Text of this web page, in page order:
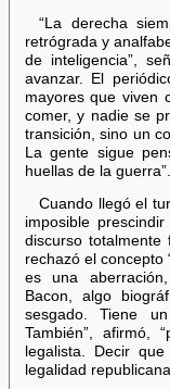
“La derecha
retrógrada y
de inteligencia”,
avanzar. El
mayores que viven
comer, y nadie se
transición, sino un
La gente sigue
huellas de la guerra”.
Cuando llegó el
imposible
discurso totalmente
rechazó el concepto
es una
Bacon, algo
sesgado. Tiene
También”, afirmó,
legalista. Decir
legalidad